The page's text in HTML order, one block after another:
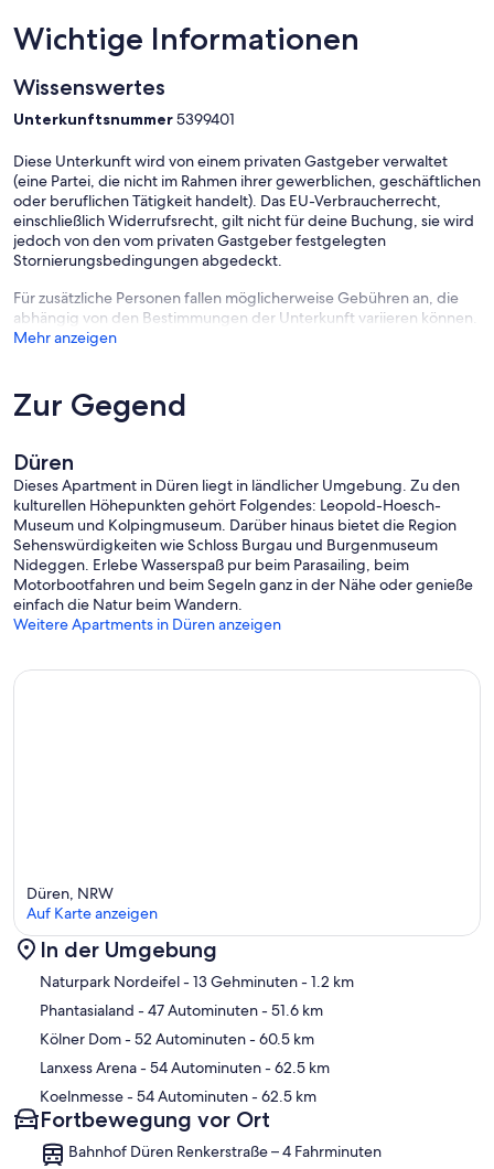
vollen Zügen genießen kannst. Also, worauf wartest du noch? Ran
an die Planung und ab in die Eifel-Ferienfreude!
Wichtige Informationen
Wissenswertes
Unterkunftsnummer5399401
Diese Unterkunft wird von einem privaten Gastgeber verwaltet
(eine Partei, die nicht im Rahmen ihrer gewerblichen, geschäftlichen
oder beruflichen Tätigkeit handelt). Das EU-Verbraucherrecht,
einschließlich Widerrufsrecht, gilt nicht für deine Buchung, sie wird
jedoch von den vom privaten Gastgeber festgelegten
Stornierungsbedingungen abgedeckt.
Für zusätzliche Personen fallen möglicherweise Gebühren an, die
abhängig von den Bestimmungen der Unterkunft variieren können.
Mehr anzeigen
Zur Gegend
Düren
Dieses Apartment in Düren liegt in ländlicher Umgebung. Zu den
kulturellen Höhepunkten gehört Folgendes: Leopold-Hoesch-
Museum und Kolpingmuseum. Darüber hinaus bietet die Region
Sehenswürdigkeiten wie Schloss Burgau und Burgenmuseum
Nideggen. Erlebe Wasserspaß pur beim Parasailing, beim
Motorbootfahren und beim Segeln ganz in der Nähe oder genieße
einfach die Natur beim Wandern.
Weitere Apartments in Düren anzeigen
Karte
Düren, NRW
Auf Karte anzeigen
In der Umgebung
Naturpark Nordeifel- 13 Gehminuten- 1.2 km
Phantasialand - 47 Autominuten- 51.6 km
Kölner Dom- 52 Autominuten- 60.5 km
Lanxess Arena- 54 Autominuten- 62.5 km
Koelnmesse- 54 Autominuten- 62.5 km
Fortbewegung vor Ort
Bahnhof Düren Renkerstraße – 4 Fahrminuten